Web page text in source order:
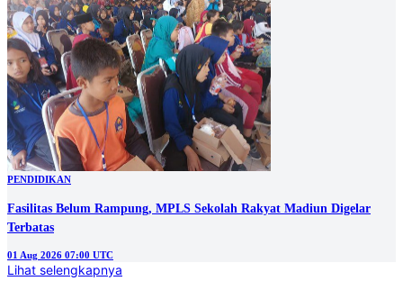
PENDIDIKAN
Fasilitas Belum Rampung, MPLS Sekolah Rakyat Madiun Digelar
Terbatas
01 Aug 2026 07:00 UTC
Lihat selengkapnya